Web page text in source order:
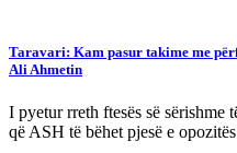
Taravari: Kam pasur takime me
Ali Ahmetin
I pyetur rreth ftesës së
që ASH të bëhet pjesë e